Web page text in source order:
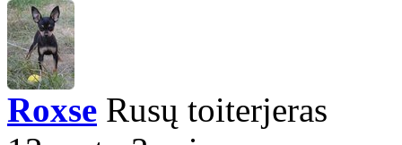
Roxse Rusų toiterjeras